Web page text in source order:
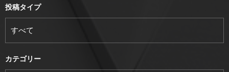
投稿タイプ
カテゴリー